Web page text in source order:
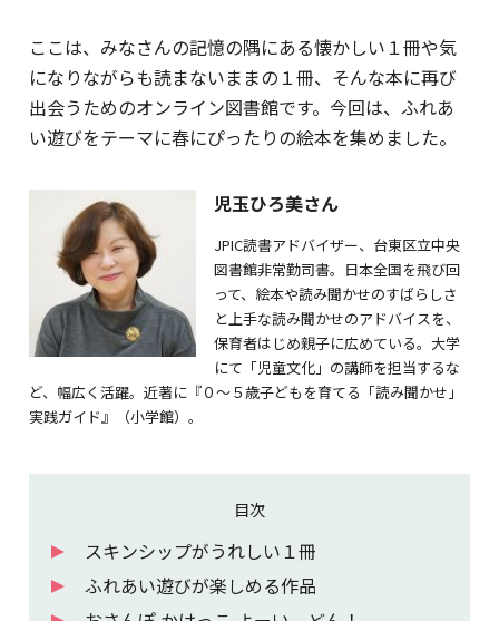
ここは、みなさんの記憶の隅にある懐かしい１冊や気
になりながらも読まないままの１冊、そんな本に再び
出会うためのオンライン図書館です。今回は、ふれあ
い遊びをテーマに春にぴったりの絵本を集めました。
児玉ひろ美さん
JPIC読書アドバイザー、台東区立中央
図書館非常勤司書。日本全国を飛び回
って、絵本や読み聞かせのすばらしさ
と上手な読み聞かせのアドバイスを、
保育者はじめ親子に広めている。大学
にて「児童文化」の講師を担当するな
ど、幅広く活躍。近著に『０～５歳子どもを育てる「読み聞かせ」
実践ガイド』（小学館）。
目次
スキンシップがうれしい１冊
ふれあい遊びが楽しめる作品